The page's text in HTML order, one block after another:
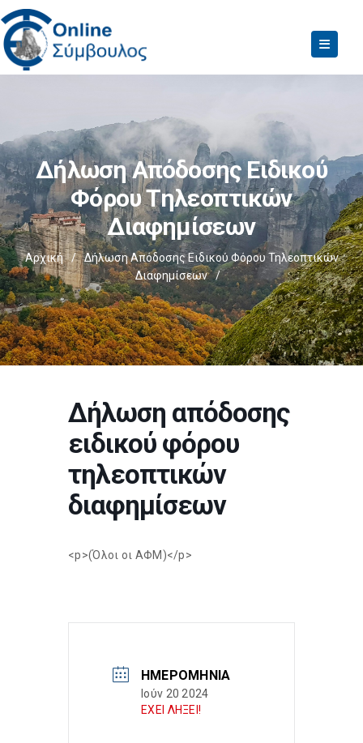
Δήλωση Απόδοσης Ειδικού
Φόρου Τηλεοπτικών
Διαφημίσεων
Αρχική /
Δήλωση Απόδοσης Ειδικού Φόρου Τηλεοπτικών
Διαφημίσεων
/
Δήλωση απόδοσης
ειδικού φόρου
τηλεοπτικών
διαφημίσεων
<p>(Όλοι οι ΑΦΜ)</p>
ΗΜΕΡΟΜΗΝΊΑ
Ιούν 20 2024
ΕΧΕΙ ΛΗΞΕΙ!